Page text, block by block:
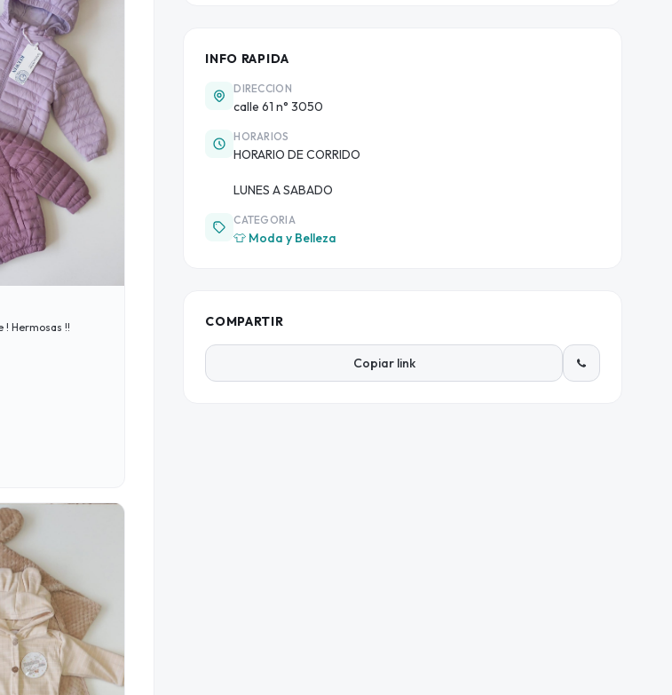
Campera de abrigo de bebe ! Hermosas !!
INFO RAPIDA
DIRECCION
calle 61 n° 3050
HORARIOS
HORARIO DE CORRIDO
LUNES A SABADO
CATEGORIA
👕 Moda y Belleza
COMPARTIR
Copiar link